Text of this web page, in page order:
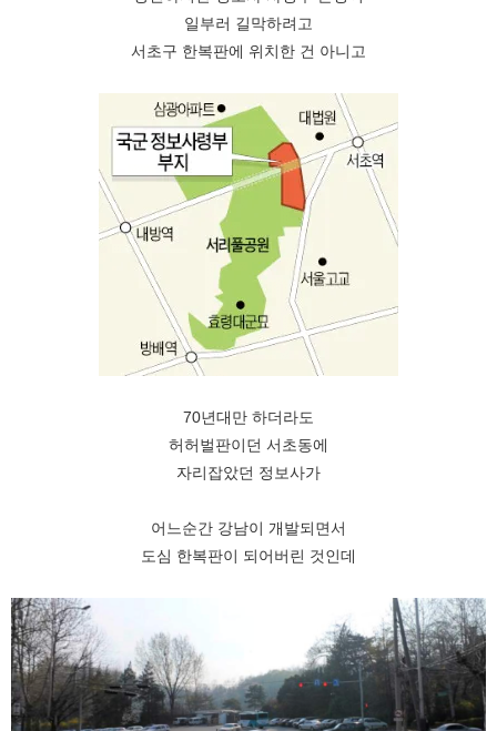
일부러 길막하려고
서초구 한복판에 위치한 건 아니고
70년대만 하더라도
허허벌판이던 서초동에
자리잡았던 정보사가
어느순간 강남이 개발되면서
도심 한복판이 되어버린 것인데